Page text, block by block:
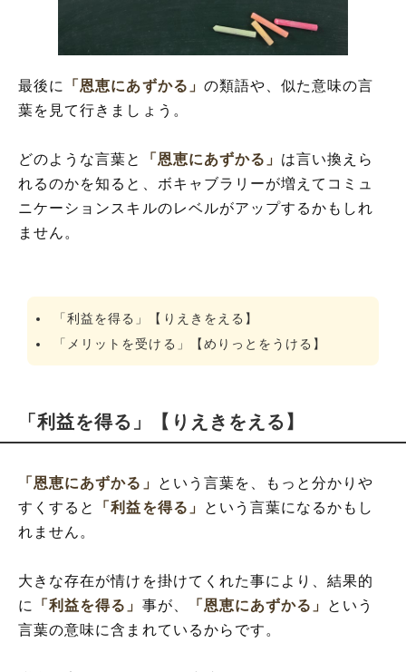
最後に 「恩恵にあずかる」 の類語や、似た意味の言
葉を見て行きましょう。
どのような言葉と 「恩恵にあずかる」 は言い換えら
れるのかを知ると、ボキャブラリーが増えてコミュ
ニケーションスキルのレベルがアップするかもしれ
ません。
「利益を得る」【りえきをえる】
「メリットを受ける」【めりっとをうける】
「利益を得る」【りえきをえる】
「恩恵にあずかる」
という言葉を、もっと分かりや
すくすると
「利益を得る」
という言葉になるかもし
れません。
大きな存在が情けを掛けてくれた事により、結果的
に
「利益を得る」 事が、 「恩恵にあずかる」 という
言葉の意味に含まれているからです。